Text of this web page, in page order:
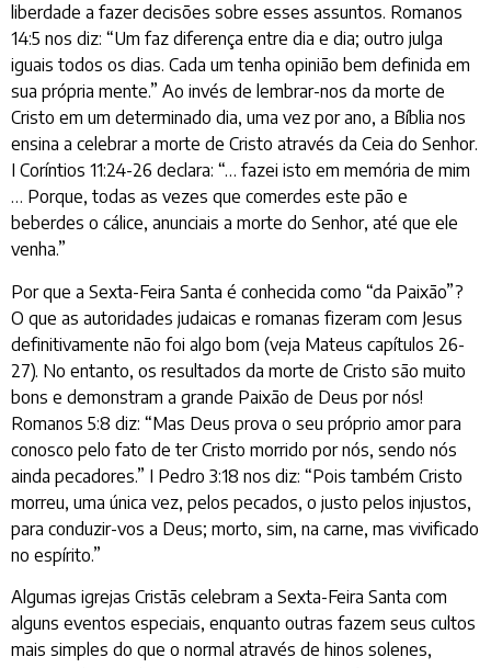
liberdade a fazer decisões sobre esses assuntos. Romanos
14:5 nos diz: “Um faz diferença entre dia e dia; outro julga
iguais todos os dias. Cada um tenha opinião bem definida em
sua própria mente.” Ao invés de lembrar-nos da morte de
Cristo em um determinado dia, uma vez por ano, a Bíblia nos
ensina a celebrar a morte de Cristo através da Ceia do Senhor.
I Coríntios 11:24-26 declara: “… fazei isto em memória de mim
… Porque, todas as vezes que comerdes este pão e
beberdes o cálice, anunciais a morte do Senhor, até que ele
venha.”
Por que a Sexta-Feira Santa é conhecida como “da Paixão”?
O que as autoridades judaicas e romanas fizeram com Jesus
definitivamente não foi algo bom (veja Mateus capítulos 26-
27). No entanto, os resultados da morte de Cristo são muito
bons e demonstram a grande Paixão de Deus por nós!
Romanos 5:8 diz: “Mas Deus prova o seu próprio amor para
conosco pelo fato de ter Cristo morrido por nós, sendo nós
ainda pecadores.” I Pedro 3:18 nos diz: “Pois também Cristo
morreu, uma única vez, pelos pecados, o justo pelos injustos,
para conduzir-vos a Deus; morto, sim, na carne, mas vivificado
no espírito.”
Algumas igrejas Cristãs celebram a Sexta-Feira Santa com
alguns eventos especiais, enquanto outras fazem seus cultos
mais simples do que o normal através de hinos solenes,